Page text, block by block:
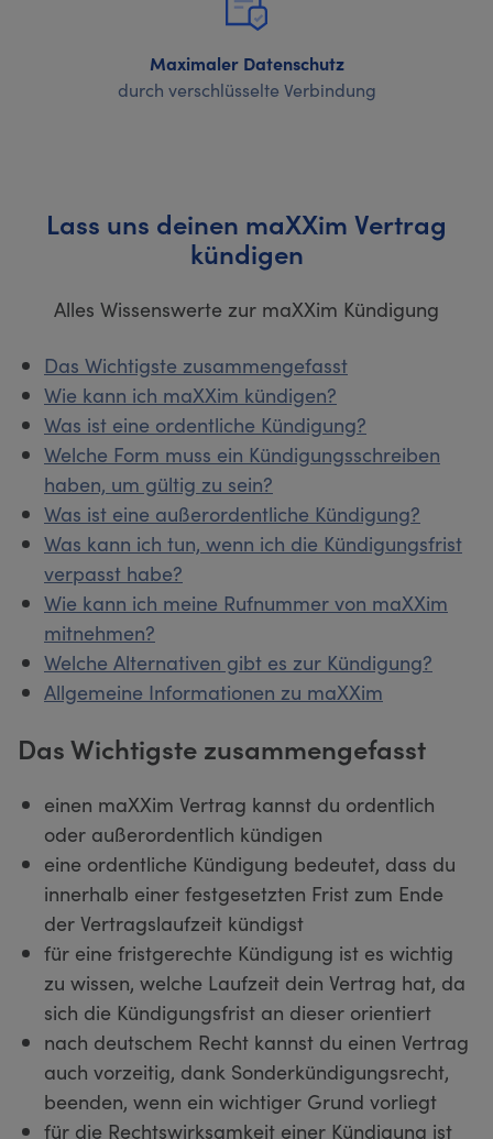
Maximaler Datenschutz
durch verschlüsselte Verbindung
Lass uns deinen maXXim Vertrag
kündigen
Alles Wissenswerte zur maXXim Kündigung
Das Wichtigste zusammengefasst
Wie kann ich maXXim kündigen?
Was ist eine ordentliche Kündigung?
Welche Form muss ein Kündigungsschreiben
haben, um gültig zu sein?
Was ist eine außerordentliche Kündigung?
Was kann ich tun, wenn ich die Kündigungsfrist
verpasst habe?
Wie kann ich meine Rufnummer von maXXim
mitnehmen?
Welche Alternativen gibt es zur Kündigung?
Allgemeine Informationen zu maXXim
Das Wichtigste zusammengefasst
einen maXXim Vertrag kannst du ordentlich
oder außerordentlich kündigen
eine ordentliche Kündigung bedeutet, dass du
innerhalb einer festgesetzten Frist zum Ende
der Vertragslaufzeit kündigst
für eine fristgerechte Kündigung ist es wichtig
zu wissen, welche Laufzeit dein Vertrag hat, da
sich die Kündigungsfrist an dieser orientiert
nach deutschem Recht kannst du einen Vertrag
auch vorzeitig, dank Sonderkündigungsrecht,
beenden, wenn ein wichtiger Grund vorliegt
für die Rechtswirksamkeit einer Kündigung ist